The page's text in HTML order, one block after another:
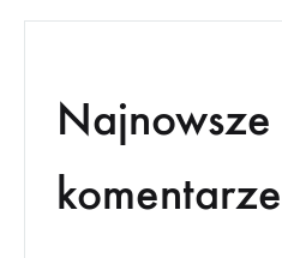
Najnowsze
komentarze